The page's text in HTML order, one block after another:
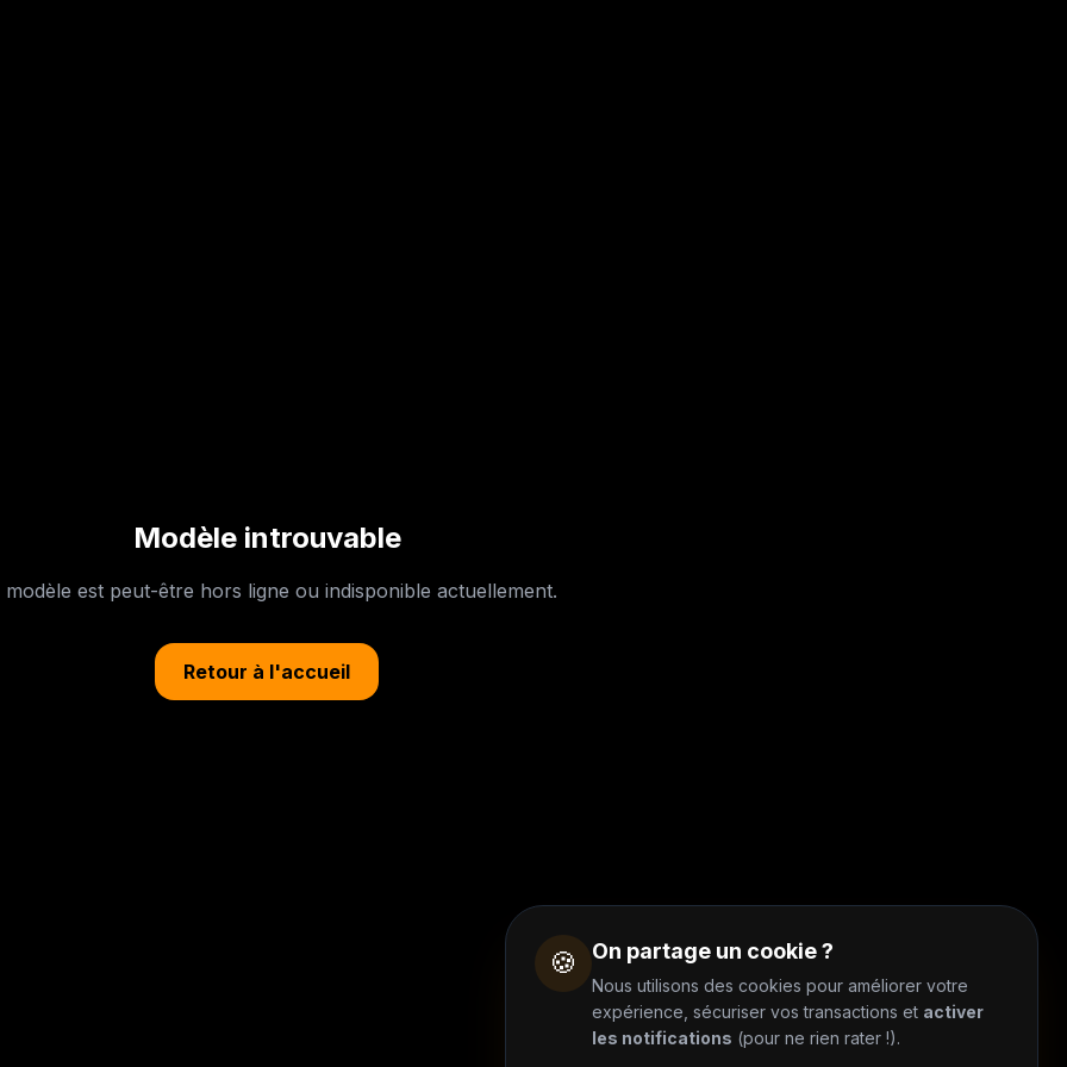
Modèle introuvable
modèle est peut-être hors ligne ou indisponible actuellement.
Retour à l'accueil
🍪 On partage un cookie ?
Nous utilisons des cookies pour améliorer votre
expérience, sécuriser vos transactions et activer
les notifications (pour ne rien rater !).